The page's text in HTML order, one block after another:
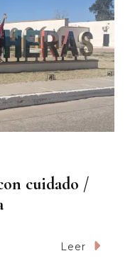
cuidado /
Leer